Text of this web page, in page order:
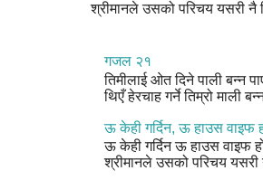
श्रीमानले उसको परिचय यसरी नै
गजल २१
तिमीलाई ओत दिने पाली बन्न
थिएँ हेरचाह गर्ने तिम्रो माली
ऊ केही गर्दिन, ऊ हाउस वाइफ
ऊ केही गर्दिन ऊ हाउस वाइफ
श्रीमानले उसको परिचय